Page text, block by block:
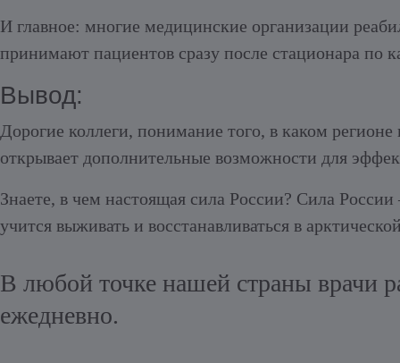
И главное: многие медицинские организации
принимают пациентов сразу после стационара
Вывод:
Дорогие коллеги, понимание того, в каком регионе
открывает дополнительные возможности для
Знаете, в чем настоящая сила России? Сила
учится выживать и восстанавливаться в
В любой точке нашей страны врачи
ежедневно.